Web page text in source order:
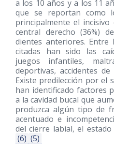
a los 10 años y a los 11
que se reportan como
principalmente el incisivo
central derecho (36%)
dientes anteriores. Entre
citadas han sido las
juegos infantiles,
deportivas, accidentes
Existe predilección por el
han identificado factores
a la cavidad bucal que
produzca algún tipo de
acentuado e
del cierre labial, el
(6) (5)